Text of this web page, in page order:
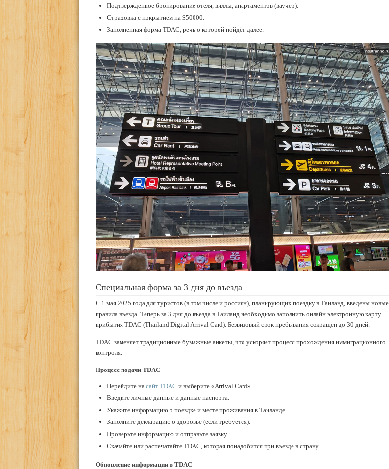
Подтвержденное бронирование отеля, виллы, апартаментов (ваучер).
Страховка с покрытием на $50000.
Заполненная форма TDAC, речь о которой пойдёт далее.
Специальная форма за 3 дня до въезда
С 1 мая 2025 года для туристов (в том числе и россиян), планирующих поездку в Таиланд, введены новые
правила въезда. Теперь за 3 дня до въезда в Таиланд необходимо заполнить онлайн электронную карту
прибытия TDAC (Thailand Digital Arrival Card). Безвизовый срок пребывания сокращен до 30 дней.
TDAC заменяет традиционные бумажные анкеты, что ускоряет процесс прохождения иммиграционного
контроля.
Процесс подачи TDAC
Перейдите насайт TDAC и выберите «Arrival Card».
Введите личные данные и данные паспорта.
Укажите информацию о поездке и месте проживания в Таиланде.
Заполните декларацию о здоровье (если требуется).
Проверьте информацию и отправьте заявку.
Скачайте или распечатайте TDAC, которая понадобится при въезде в страну.
Обновление информации в TDAC